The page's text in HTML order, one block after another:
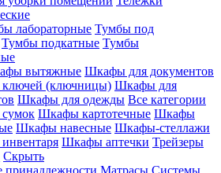
лабораторные Тумбы под
Тумбы подкатные Тумбы
вытяжные Шкафы для документов
(ключницы) Шкафы для
Шкафы для одежды Все категории
Шкафы картотечные Шкафы
Шкафы навесные Шкафы-стеллажи
Шкафы аптечки Трейзеры
Скрыть
принадлежности Матрасы Системы